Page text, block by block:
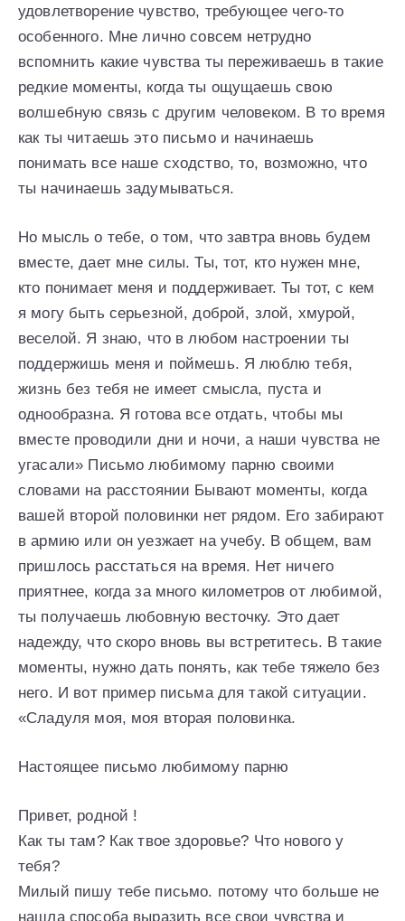
удовлетворение чувство, требующее чего-то
особенного. Мне лично совсем нетрудно
вспомнить какие чувства ты переживаешь в такие
редкие моменты, когда ты ощущаешь свою
волшебную связь с другим человеком. В то время
как ты читаешь это письмо и начинаешь
понимать все наше сходство, то, возможно, что
ты начинаешь задумываться.
Но мысль о тебе, о том, что завтра вновь будем
вместе, дает мне силы. Ты, тот, кто нужен мне,
кто понимает меня и поддерживает. Ты тот, с кем
я могу быть серьезной, доброй, злой, хмурой,
веселой. Я знаю, что в любом настроении ты
поддержишь меня и поймешь. Я люблю тебя,
жизнь без тебя не имеет смысла, пуста и
однообразна. Я готова все отдать, чтобы мы
вместе проводили дни и ночи, а наши чувства не
угасали» Письмо любимому парню своими
словами на расстоянии Бывают моменты, когда
вашей второй половинки нет рядом. Его забирают
в армию или он уезжает на учебу. В общем, вам
пришлось расстаться на время. Нет ничего
приятнее, когда за много километров от любимой,
ты получаешь любовную весточку. Это дает
надежду, что скоро вновь вы встретитесь. В такие
моменты, нужно дать понять, как тебе тяжело без
него. И вот пример письма для такой ситуации.
«Сладуля моя, моя вторая половинка.
Настоящее письмо любимому парню
Привет, родной !
Как ты там? Как твое здоровье? Что нового у
тебя?
Милый пишу тебе письмо. потому что больше не
нашла способа выразить все свои чувства и